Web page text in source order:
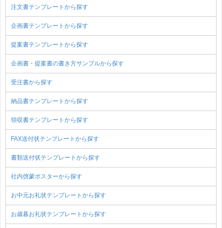
注文書テンプレートから探す
企画書テンプレートから探す
提案書テンプレートから探す
企画書・提案書の書き方サンプルから探す
受注書から探す
納品書テンプレートから探す
領収書テンプレートから探す
FAX送付状テンプレートから探す
書類送付状テンプレートから探す
社内啓蒙ポスターから探す
お中元お礼状テンプレートから探す
お歳暮お礼状テンプレートから探す